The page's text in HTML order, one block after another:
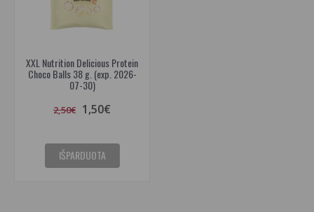
XXL Nutrition Delicious Protein
Choco Balls 38 g. (exp. 2026-
07-30)
2,50€ 1,50€
IŠPARDUOTA